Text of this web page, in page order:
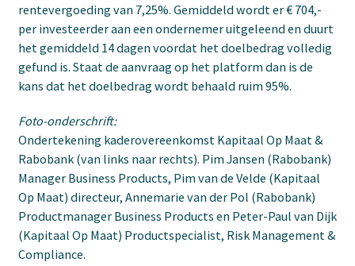
rentevergoeding van 7,25%. Gemiddeld wordt er € 704,-
per investeerder aan een ondernemer uitgeleend en duurt
het gemiddeld 14 dagen voordat het doelbedrag volledig
gefund is. Staat de aanvraag op het platform dan is de
kans dat het doelbedrag wordt behaald ruim 95%.
Foto-onderschrift:
Ondertekening kaderovereenkomst Kapitaal Op Maat &
Rabobank (van links naar rechts). Pim Jansen (Rabobank)
Manager Business Products, Pim van de Velde (Kapitaal
Op Maat) directeur, Annemarie van der Pol (Rabobank)
Productmanager Business Products en Peter-Paul van Dijk
(Kapitaal Op Maat) Productspecialist, Risk Management &
Compliance.